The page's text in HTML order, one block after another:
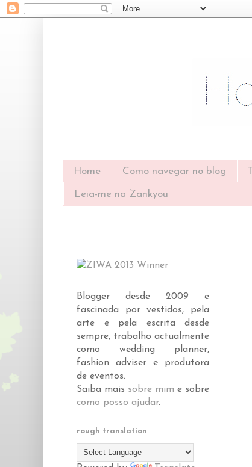
Home Como navegar no blog
Leia-me na Zankyou
Blogger desde 2009 e
fascinada por vestidos, pela
arte e pela escrita desde
sempre, trabalho actualmente
como wedding planner,
fashion adviser e produtora
de eventos.
Saiba mais sobre mim e sobre
como posso ajudar.
rough translation